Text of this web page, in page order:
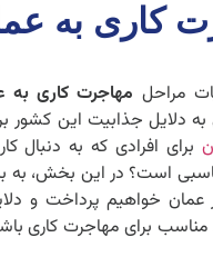
کاری به
مراحل مهاجرت کاری به
دلایل جذابیت این کشور
برای افرادی که به دنبال
است؟ در این بخش، به
عمان خواهیم پرداخت و
برای مهاجرت کاری